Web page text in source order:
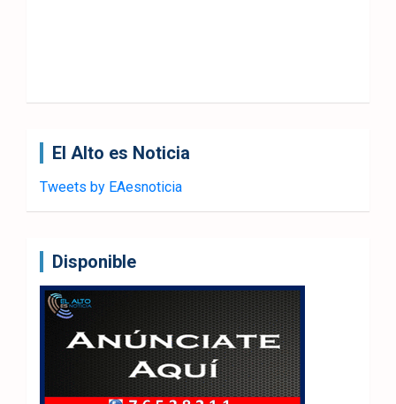
El Alto es Noticia
Tweets by EAesnoticia
Disponible